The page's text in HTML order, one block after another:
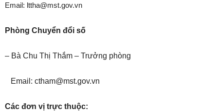
Email: lttha@mst.gov.vn
Phòng Chuyển đổi số
– Bà Chu Thị Thắm – Trưởng phòng
Email: ctham@mst.gov.vn
Các đơn vị trực thuộc: